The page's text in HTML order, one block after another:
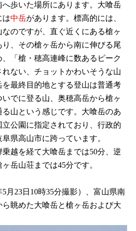
歩いた場所にあります。大喰岳
は中岳があります。標高的には、
なのですが、直ぐ近くにある槍ヶ
、その槍ヶ岳から南に伸びる尾
「槍・穂高連峰に数あるピーク
ない、チョットかわいそうな山
最終目的地とする登山は普通考
でに登る山、奥穂高岳から槍ヶ
山という感じです。大喰岳のあ
公園に指定されており、行政的
県高山市に跨っています。
乗越を経て大喰岳までは50分、逆
岳山荘までは45分です。
月23日10時35分撮影）、富山県南
眺めた大喰岳と槍ヶ岳および大